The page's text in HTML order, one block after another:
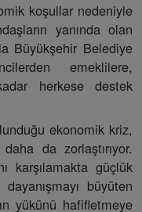
koşullar nedeniyle
yanında olan
Büyükşehir Belediye
emeklilere,
herkese destek
ekonomik kriz,
da zorlaştırıyor.
karşılamakta güçlük
büyüten
yükünü hafifletmeye